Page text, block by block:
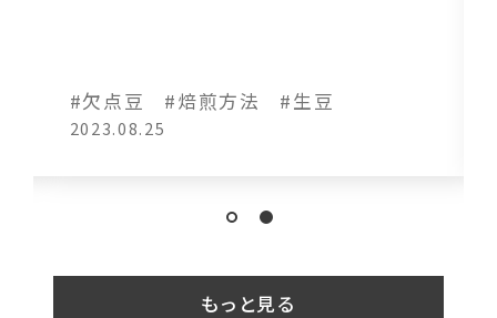
#欠点豆 #焙煎方法 #生豆
2023.08.25
もっと見る